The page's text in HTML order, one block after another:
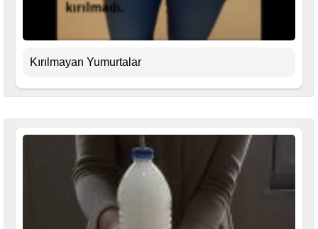
Kırılmayan Yumurtalar